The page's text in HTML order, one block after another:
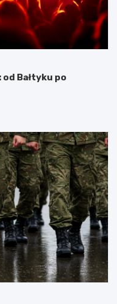
Bałtyku po